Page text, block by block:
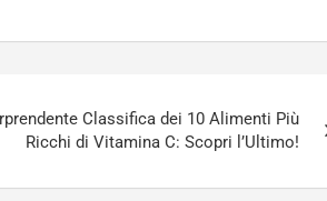
Classifica dei 10 Alimenti Più
Ricchi di Vitamina C: Scopri l’Ultimo!